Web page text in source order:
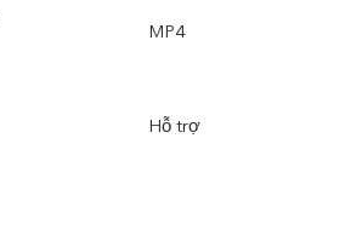
MP4
Hỗ trợ